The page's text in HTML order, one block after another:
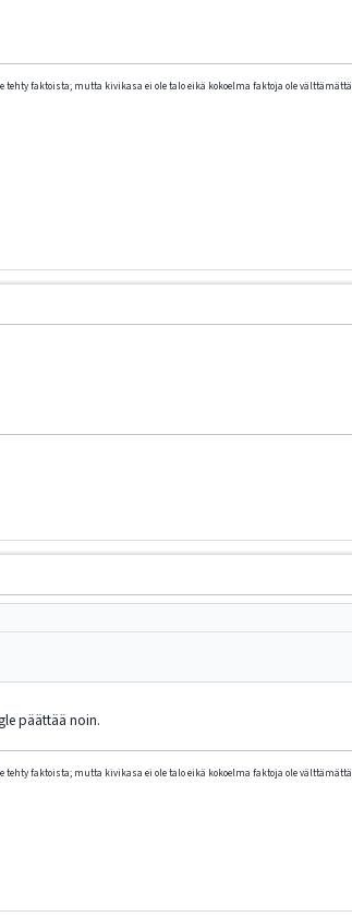
faktoista; mutta kivikasa ei ole talo eikä kokoelma faktoja ole
päättää noin.
faktoista; mutta kivikasa ei ole talo eikä kokoelma faktoja ole